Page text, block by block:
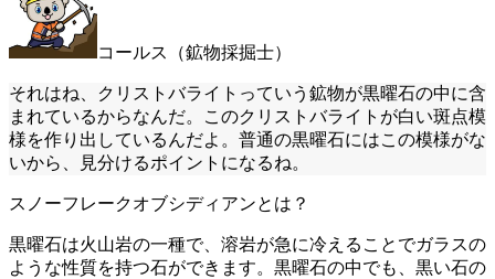
コールス（鉱物採掘士）
それはね、クリストバライトっていう鉱物が黒曜石の中に含
まれているからなんだ。このクリストバライトが白い斑点模
様を作り出しているんだよ。普通の黒曜石にはこの模様がな
いから、見分けるポイントになるね。
スノーフレークオブシディアンとは？
黒曜石は火山岩の一種で、溶岩が急に冷えることでガラスの
ような性質を持つ石ができます。黒曜石の中でも、黒い石の